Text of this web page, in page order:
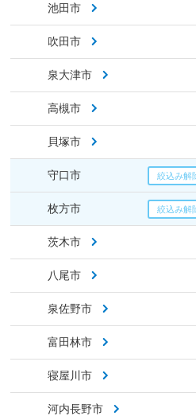
池田市
吹田市
泉大津市
高槻市
貝塚市
守口市
枚方市
茨木市
八尾市
泉佐野市
富田林市
寝屋川市
河内長野市